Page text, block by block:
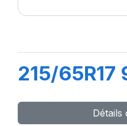
215/65R17
Détails